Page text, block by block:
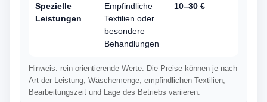
Spezielle
Leistungen
Empfindliche
Textilien oder
besondere
Behandlungen
10–30 €
Hinweis: rein orientierende Werte. Die Preise können je nach
Art der Leistung, Wäschemenge, empfindlichen Textilien,
Bearbeitungszeit und Lage des Betriebs variieren.